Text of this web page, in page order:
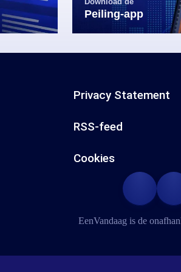
Peiling-app
Privacy Statement
RSS-feed
Cookies
EenVandaag is de